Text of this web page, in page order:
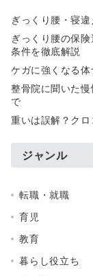
ぎっくり腰・寝
ぎっくり腰の保
条件を徹底解説
ケガに強くなる
整骨院に聞いた
で
重いは誤解？ク
ジャンル
転職・就職
育児
教育
暮らし役立ち